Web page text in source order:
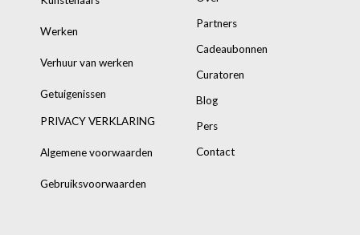
Werken
Verhuur van werken
Getuigenissen
PRIVACY VERKLARING
Algemene voorwaarden
Gebruiksvoorwaarden
Partners
Cadeaubonnen
Curatoren
Blog
Pers
Contact